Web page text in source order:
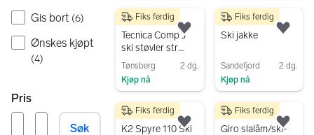
Gis bort (6)
Ønskes kjøpt
(4)
Pris
Søk
200 kr
Tecnica Comp J
ski støvler str
23,5 svart/rosa
Tønsberg
2 dg.
Kjøp nå
Fiks ferdig
Legg til som favoritt.
500 kr
Ski jakke
Sandefjord
2 dg.
Kjøp nå
Fiks ferdig
2 500 kr
K2 Spyre 110 Ski
Fiks ferdig
Legg til som favoritt.
80 kr
Giro slalåm/ski-
Fiks ferdig